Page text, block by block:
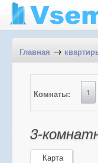
Главная →
Комнаты: 1
3-
Карта